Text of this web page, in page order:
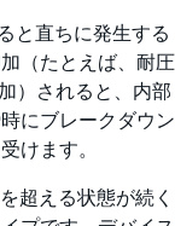
と直ちに発生する
（たとえば、耐圧
）されると、内部
にブレークダウン
けます。
超える状態が続く